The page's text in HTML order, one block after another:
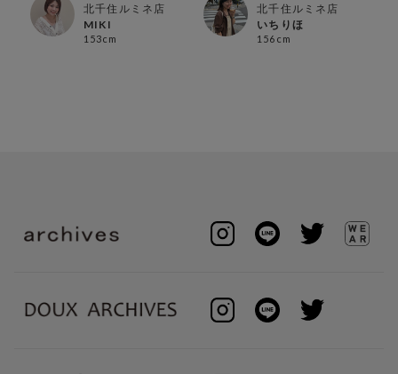
北千住ルミネ店
MIKI
153cm
北千住ルミネ店
いちりほ
156cm